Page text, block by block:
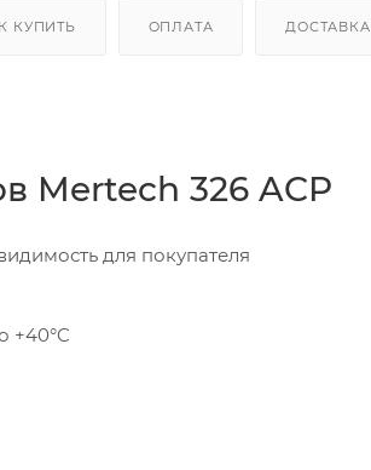
КУПИТЬ ОПЛАТА ДОСТАВКА
Mertech 326 ACP
для покупателя
+40°C